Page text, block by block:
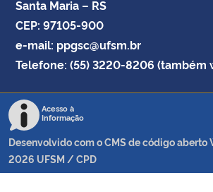
Santa Maria – RS
CEP: 97105-900
e-mail: ppgsc@ufsm.br
Telefone: (55) 3220-8206 (também
Acesso à
Informação
Desenvolvido com o CMS de código aberto
2026 UFSM / CPD